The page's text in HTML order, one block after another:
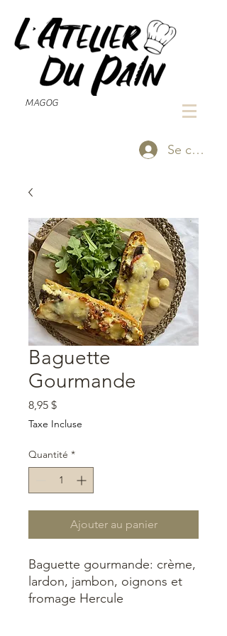
MAGOG
Se
Baguette
Gourmande
8,95 $Prix
Taxe Incluse
Quantité *
Ajouter au panier
Baguette gourmande: crème,
lardon, jambon, oignons et
fromage Hercule